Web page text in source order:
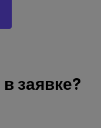
заявке?